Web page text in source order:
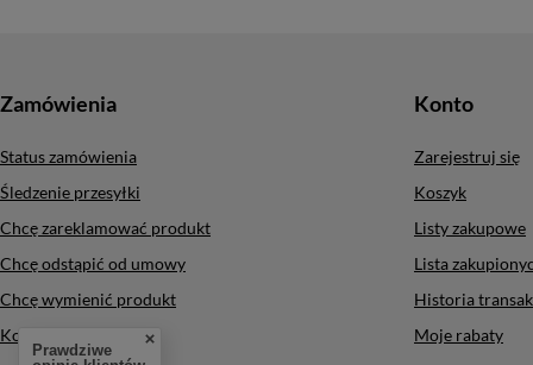
Zamówienia
Status zamówienia
Śledzenie przesyłki
Chcę zareklamować produkt
Chcę odstąpić od umowy
Chcę wymienić produkt
Kontakt
Konto
Zarejestruj się
Koszyk
Listy zakupowe
Lista
Historia
Moje rabaty
Prawdziwe